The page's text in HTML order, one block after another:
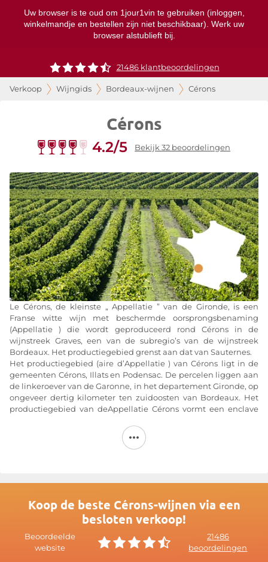
Uw browser is te oud om 1jour1vin te gebruiken (inloggen,
winkelmandje en bestellen zijn niet beschikbaar). Werk uw
browser alstublieft bij.
21486 klantbeoordelingen
Verkoop Wijngids Bordeaux-wijnen Cérons
Cérons
4.2/5 Bekijk 32 beoordelingen
Le Cérons, de kleinste „ Appellatie ” van de Gironde, is een
Franse witte wijn met beschermde oorsprongsbenaming
(Appellatie ) die wordt geproduceerd rond Cérons in de
wijnstreek Graves, een van de subregio’s van de wijnstreek
Bordeaux. Het productiegebied grenst aan dat van Sauternes.
Het productiegebied (aire d’Appellatie ) van Cérons ligt in de
gemeenten Cérons, Illats en Podensac. De percelen liggen aan
de linkeroever van de Garonne, in het departement Gironde, op
ongeveer dertig kilometer ten zuidoosten van Bordeaux. Het
productiegebied van deAppellatie Cérons vormt een enclave
De wijn van Cérons mag uitsluitend worden gemaakt van de
suiker per liter bevatten en de wijnen moeten minimaal 12,5 %
alcoholvolume hebben. De wijnen zijn verfijnd en elegant,
maar bereiken niet de concentratie van de Sauternes: ze zijn
lichter en levendiger. Ze kunnen 5 tot 15 jaar worden bewaard.
Koop de beste Cérons-wijnen via een
besloten verkoop!
Beoordeelde
website
21486
beoordelingen